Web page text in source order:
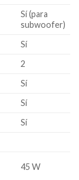
Sí (para
subwoofer)
Sí
2
Sí
Sí
Sí
45 W